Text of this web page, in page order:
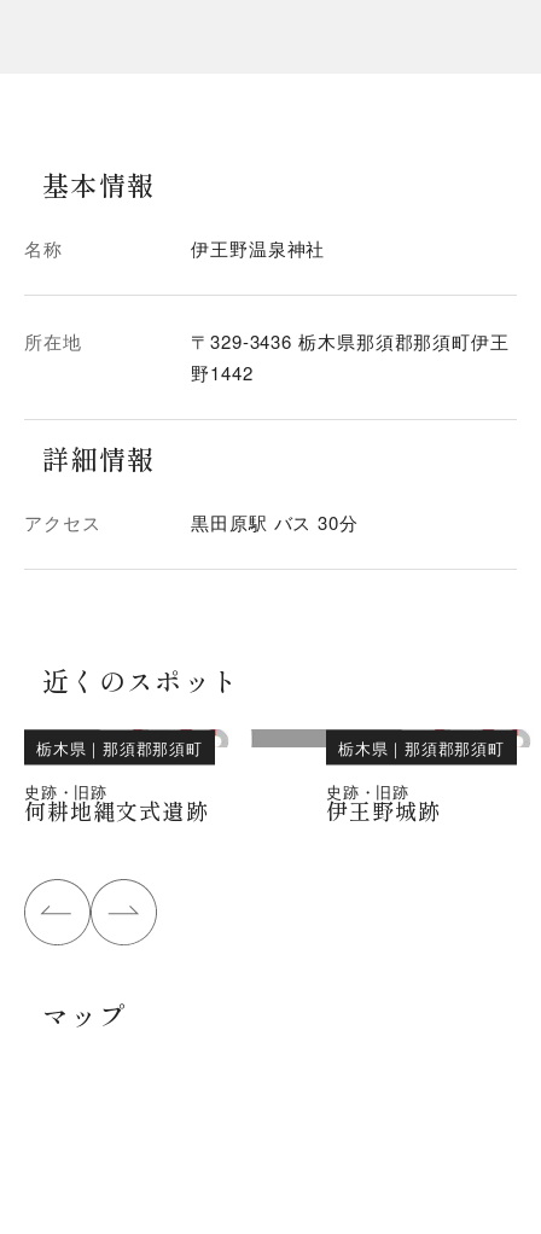
基本情報
名称 伊王野温泉神社
所在地
〒329-3436 栃木県那須郡那須町伊王
野1442
詳細情報
アクセス 黒田原駅 バス 30分
近くのスポット
栃木県 ｜那須郡那須町
史跡・旧跡
何耕地縄文式遺跡
栃木県 ｜那須郡那須町
史跡・旧跡
伊王野城跡
マップ